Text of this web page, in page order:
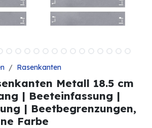
Rasenkanten
Metall 18.5 cm
| Beeteinfassung |
| Beetbegrenzungen,
Farbe